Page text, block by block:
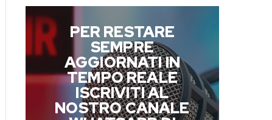
PER RESTARE
SEMPRE
AGGIORNATI IN
TEMPO REALE
ISCRIVITI AL
NOSTRO CANALE